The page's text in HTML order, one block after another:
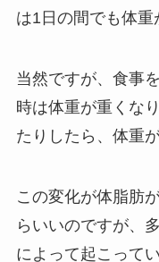
は1日の間でも体重
当然ですが、食事
時は体重が重くな
たりしたら、体重
この変化が体脂肪
らいいのですが、
によって起こってい